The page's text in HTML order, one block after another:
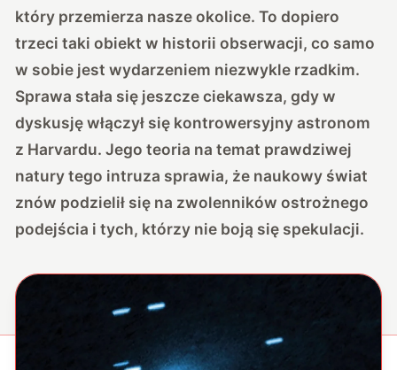
który przemierza nasze okolice. To dopiero
trzeci taki obiekt w historii obserwacji, co samo
w sobie jest wydarzeniem niezwykle rzadkim.
Sprawa stała się jeszcze ciekawsza, gdy w
dyskusję włączył się kontrowersyjny astronom
z Harvardu. Jego teoria na temat prawdziwej
natury tego intruza sprawia, że naukowy świat
znów podzielił się na zwolenników ostrożnego
podejścia i tych, którzy nie boją się spekulacji.